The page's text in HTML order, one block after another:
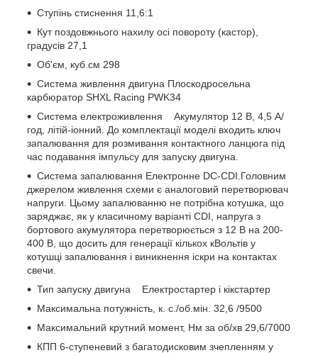
Ступінь стиснення 11,6:1
Кут поздовжнього нахилу осі повороту (кастор),
градусів 27,1
Об'єм, куб.см 298
Система живлення двигуна Плоскодросельна
карбюратор SHXL Racing PWK34
Система електроживлення Акумулятор 12 В, 4,5 А/
год, літій-іонний. До комплектації моделі входить ключ
запалювання для розмивання контактного ланцюга під
час подавання імпульсу для запуску двигуна.
Система запалювання Електронне DC-СDI.Головним
джерелом живлення схеми є аналоговий перетворювач
напруги. Цьому запалюванню не потрібна котушка, що
заряджає, як у класичному варіанті CDI, напруга з
бортового акумулятора перетворюється з 12 В на 200-
400 В, що досить для генерації кількох кВольтів у
котушці запалювання і виникнення іскри на контактах
свечи.
Тип запуску двигуна Електростартер і кікстартер
Максимальна потужність, к. с./об.мін. 32,6 /9500
Максимальний крутний момент, Нм за об/хв 29,6/7000
КПП 6-ступеневий з багатодисковим зчепленням у